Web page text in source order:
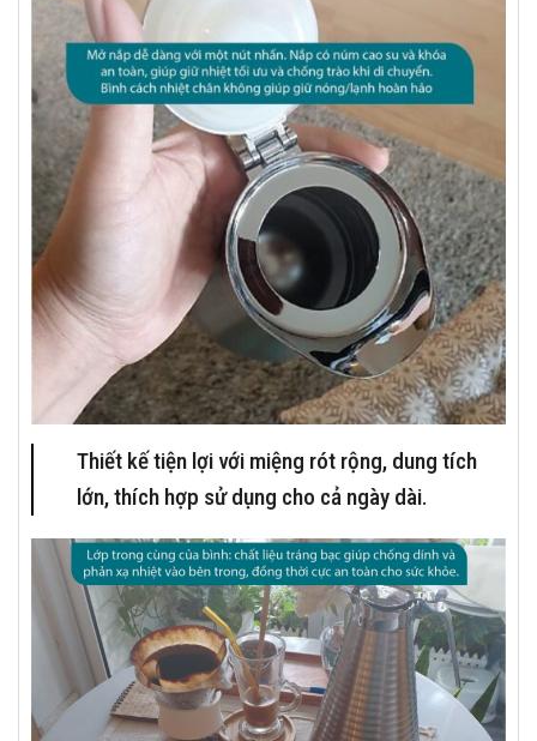
Thiết kế tiện lợi với miệng rót rộng, dung tích
lớn, thích hợp sử dụng cho cả ngày dài.